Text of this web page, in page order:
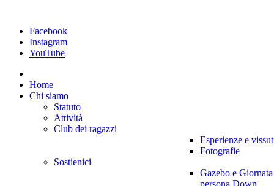
Facebook
Instagram
YouTube
Home
Chi siamo
Statuto
Attività
Club dei ragazzi
Esperienze e
Fotografie
Sostienici
Gazebo e
persona Down